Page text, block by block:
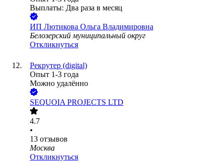
Выплаты: Два раза в месяц
ИП Лютикова Ольга Владимировна
Белозерский муниципальный округ
Откликнуться
Рекрутер (digital)
Опыт 1-3 года
Можно удалённо
SEQUOIA PROJECTS LTD
4.7
•
13 отзывов
Москва
Откликнуться